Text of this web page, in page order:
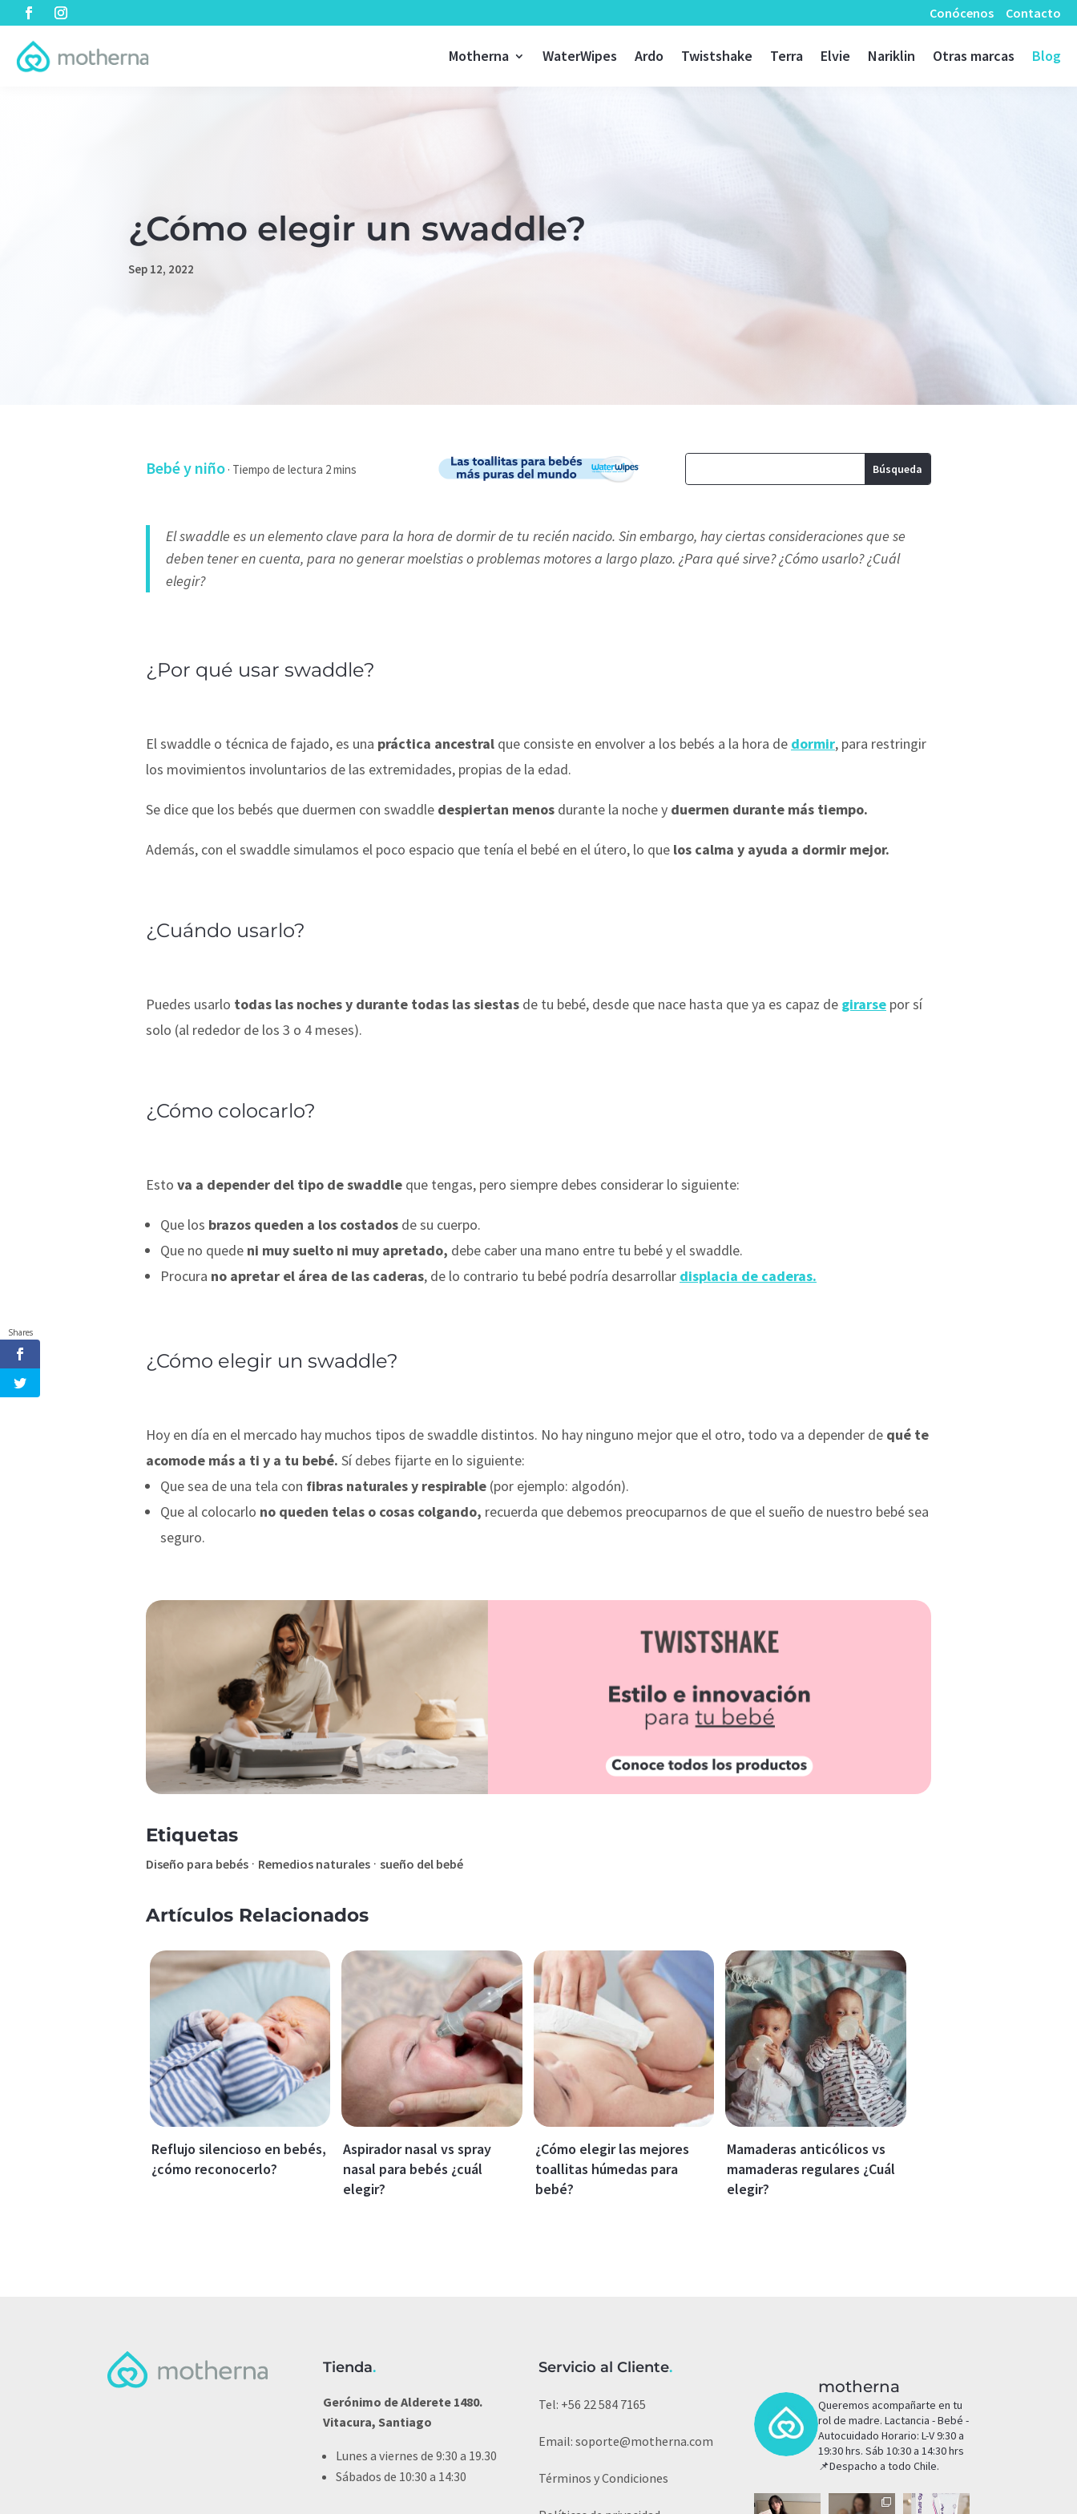
Conócenos Contacto
Motherna WaterWipes Ardo Twistshake Terra Elvie Nariklin Otras marcas Blog
¿Cómo elegir un swaddle?
Sep 12, 2022
Bebé y niño ·
El swaddle es un elemento clave para la hora de dormir de tu recién nacido. Sin embargo, hay ciertas consideraciones que se
deben tener en cuenta, para no generar moelstias o problemas motores a largo plazo. ¿Para qué sirve? ¿Cómo usarlo? ¿Cuál
elegir?
¿Por qué usar swaddle?
El swaddle o técnica de fajado, es una práctica ancestral que consiste en envolver a los bebés a la hora de dormir, para restringir
los movimientos involuntarios de las extremidades, propias de la edad.
Se dice que los bebés que duermen con swaddle despiertan menos durante la noche y duermen durante más tiempo.
Además, con el swaddle simulamos el poco espacio que tenía el bebé en el útero, lo que los calma y ayuda a dormir mejor.
¿Cuándo usarlo?
Puedes usarlo todas las noches y durante todas las siestas de tu bebé, desde que nace hasta que ya es capaz de girarse por sí
solo (al rededor de los 3 o 4 meses).
¿Cómo colocarlo?
Esto va a depender del tipo de swaddle que tengas, pero siempre debes considerar lo siguiente:
Que los brazos queden a los costados de su cuerpo.
Que no quede ni muy suelto ni muy apretado, debe caber una mano entre tu bebé y el swaddle.
Procura no apretar el área de las caderas, de lo contrario tu bebé podría desarrollar displacia de caderas.
¿Cómo elegir un swaddle?
Hoy en día en el mercado hay muchos tipos de swaddle distintos. No hay ninguno mejor que el otro, todo va a depender de qué te
acomode más a ti y a tu bebé. Sí debes fijarte en lo siguiente:
Que sea de una tela con fibras naturales y respirable (por ejemplo: algodón).
Que al colocarlo no queden telas o cosas colgando, recuerda que debemos preocuparnos de que el sueño de nuestro bebé sea
seguro.
Etiquetas
Diseño para bebés · Remedios naturales · sueño del bebé
Artículos Relacionados
Reflujo silencioso en bebés,
¿cómo reconocerlo?
Aspirador nasal vs spray
nasal para bebés ¿cuál
elegir?
¿Cómo elegir las mejores
toallitas húmedas para
bebé?
Mamaderas anticólicos vs
mamaderas regulares ¿Cuál
elegir?
Tienda.
Gerónimo de Alderete 1480.
Vitacura, Santiago
Lunes a viernes de 9:30 a 19.30
Sábados de 10:30 a 14:30
Servicio al Cliente.
Tel: +56 22 584 7165
Email: soporte@motherna.com
Términos y Condiciones
motherna
Queremos acompañarte en tu
rol de madre. Lactancia - Bebé -
Autocuidado Horario: L-V 9:30 a
19:30 hrs. Sáb 10:30 a 14:30 hrs
📌Despacho a todo Chile.
Shares